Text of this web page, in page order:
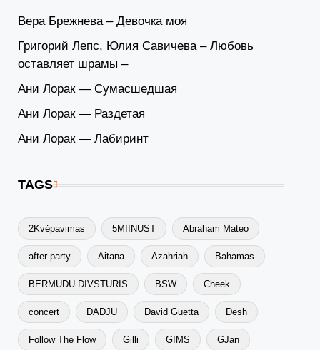
Вера Брежнева – Девочка моя
Григорий Лепс, Юлия Савичева – Любовь
оставляет шрамы –
Ани Лорак — Сумасшедшая
Ани Лорак — Раздетая
Ани Лорак — Лабиринт
TAGS
2Kvėpavimas 5MIINUST Abraham Mateo
after-party Aitana Azahriah Bahamas
BERMUDU DIVSTŪRIS BSW Cheek
concert DADJU David Guetta Desh
Follow The Flow Gilli GIMS GJan